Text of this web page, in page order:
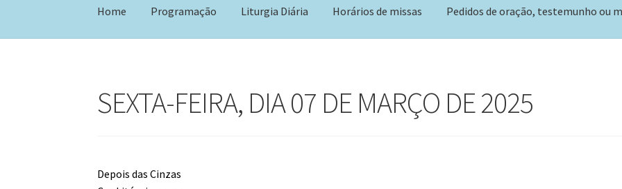
Home Programação Liturgia Diária Horários de missas Pedidos de oração, testemunho ou
SEXTA-FEIRA, DIA 07 DE MARÇO DE 2025
Depois das Cinzas